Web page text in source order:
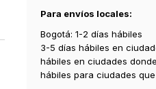
Para envíos locales:
Bogotá: 1-2 días hábiles
3-5 días hábiles en
hábiles en ciudades
hábiles para ciudades